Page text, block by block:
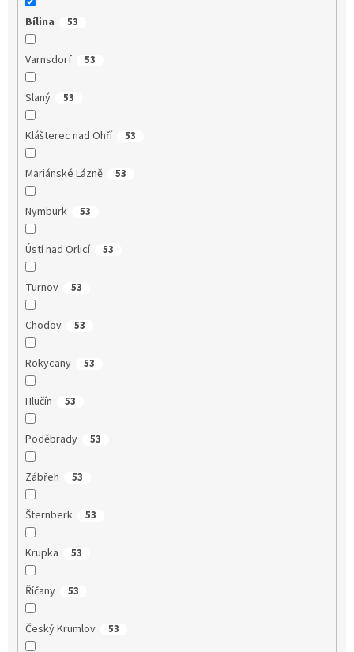
Bílina 53
Varnsdorf 53
Slaný 53
Klášterec nad Ohří 53
Mariánské Lázně 53
Nymburk 53
Ústí nad Orlicí 53
Turnov 53
Chodov 53
Rokycany 53
Hlučín 53
Poděbrady 53
Zábřeh 53
Šternberk 53
Krupka 53
Říčany 53
Český Krumlov 53